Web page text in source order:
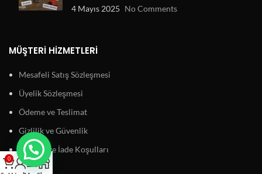
4 Mayıs 2025 No Comments
MÜŞTERI HIZMETLERI
Mesafeli Satış Sözleşmesi
Üyelik Sözleşmesi
Ödeme ve Teslimat
Gizlilik ve Güvenlik
Garanti ve İade Koşulları
0